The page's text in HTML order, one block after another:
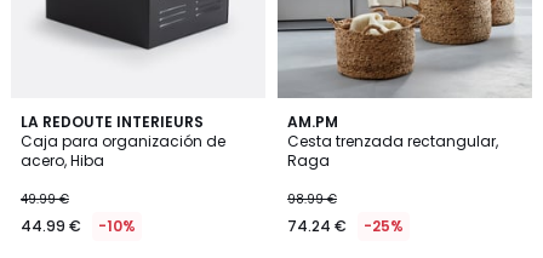
LA REDOUTE INTERIEURS
Caja para organización de
acero, Hiba
49.99 €
44.99 € -10%
4,9
/ 5
2
Colores
AM.PM
Cesta trenzada rectangular,
Raga
98.99 €
74.24 € -25%
4,5
/ 5